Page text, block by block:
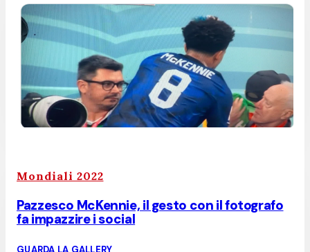
Mondiali 2022
Pazzesco McKennie, il gesto con il fotografo
fa impazzire i social